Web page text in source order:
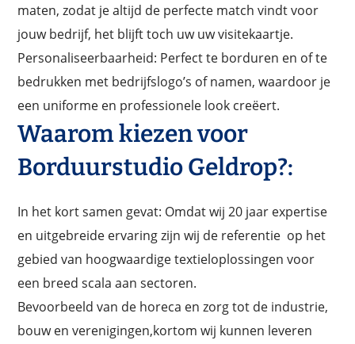
maten, zodat je altijd de perfecte match vindt voor
jouw bedrijf, het blijft toch uw uw visitekaartje.
Personaliseerbaarheid: Perfect te borduren en of te
bedrukken met bedrijfslogo’s of namen, waardoor je
een uniforme en professionele look creëert.
Waarom kiezen voor
Borduurstudio Geldrop?:
In het kort samen gevat: Omdat wij 20 jaar expertise
en uitgebreide ervaring zijn wij de referentie op het
gebied van hoogwaardige textieloplossingen voor
een breed scala aan sectoren.
Bevoorbeeld van de horeca en zorg tot de industrie,
bouw en verenigingen,kortom wij kunnen leveren